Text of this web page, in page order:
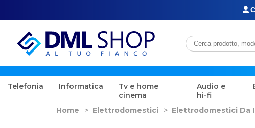
Telefonia Informatica
Tv e home
cinema
Audio e
hi-fi
Home > Elettrodomestici > Elettrodomestici Da